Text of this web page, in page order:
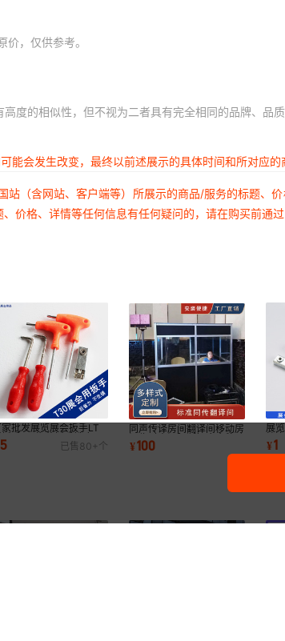
，仅供参考。
度的相似性，但不视为二者具有完全相同的品牌、品
能会发生改变，最终以前述展示的具体时间和所对应的
（含网站、客户端等）所展示的商品/服务的标题、
价格、详情等任何信息有任何疑问的，请在购买前通
家批发展览展会扳手LT
扳手m5梅花扳手铁皮三
锁钥匙展会配件
5 已售 80+ 个
同声传译房间翻译间移动房
间临时房间隔断铝合金移动
便携拆装式房
¥100
展
柱
扳
¥1